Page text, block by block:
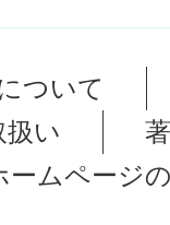
ついて
扱い
ームページ